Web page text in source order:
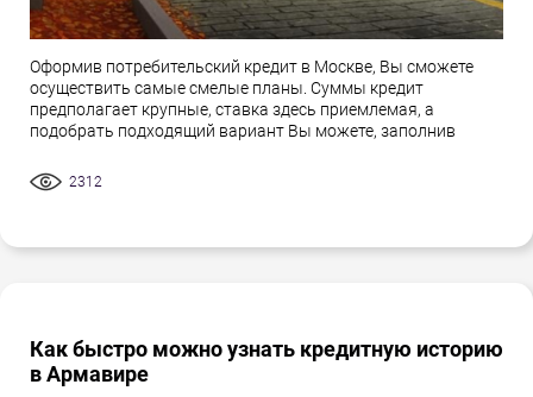
Оформив потребительский кредит в Москве, Вы сможете
осуществить самые смелые планы. Суммы кредит
предполагает крупные, ставка здесь приемлемая, а
подобрать подходящий вариант Вы можете, заполнив
2312
Как быстро можно узнать кредитную историю
в Армавире